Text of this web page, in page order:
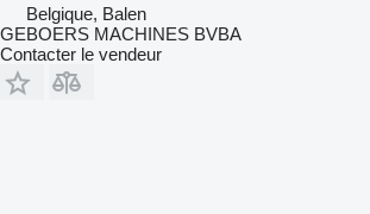
Belgique, Balen
GEBOERS MACHINES BVBA
Contacter le vendeur